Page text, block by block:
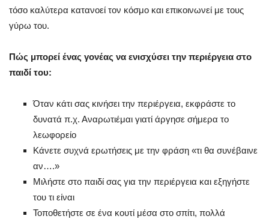
τόσο καλύτερα κατανοεί τον κόσμο και επικοινωνεί με τους
γύρω του.
Πώς μπορεί ένας γονέας να ενισχύσει την περιέργεια στο
παιδί του:
Όταν κάτι σας κινήσει την περιέργεια, εκφράστε το
δυνατά π.χ. Αναρωτιέμαι γιατί άργησε σήμερα το
λεωφορείο
Κάνετε συχνά ερωτήσεις με την φράση «τι θα συνέβαινε
αν….»
Μιλήστε στο παιδί σας για την περιέργεια και εξηγήστε
του τι είναι
Τοποθετήστε σε ένα κουτί μέσα στο σπίτι, πολλά